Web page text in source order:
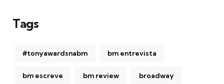
Tags
#tonyawardsnabm bm entrevista
bm escreve bm review broadway